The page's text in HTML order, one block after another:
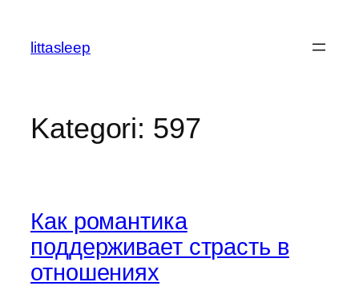
littasleep
Kategori: 597
Как романтика
поддерживает страсть в
отношениях